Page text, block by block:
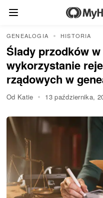
GENEALOGIA HISTORIA
Ślady przodków
wykorzystanie
rządowych w
Od Katie 13 października,